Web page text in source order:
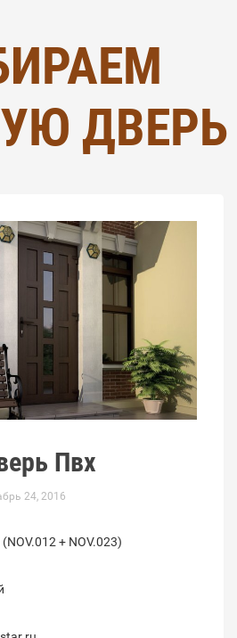
ДВЕРЬ
Пвх
24, 2016
+ NOV.023)